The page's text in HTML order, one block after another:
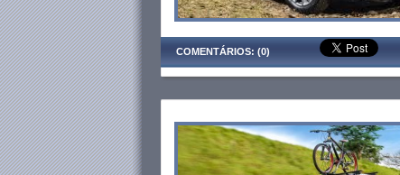
COMENTÁRIOS: (0)